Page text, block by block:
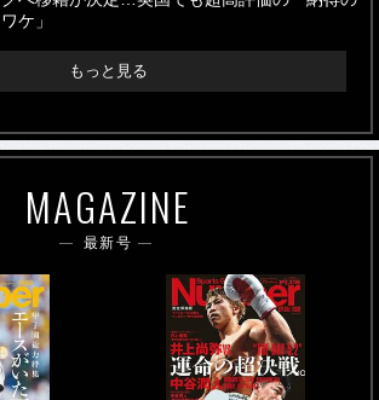
ワケ」
もっと見る
MAGAZINE
最新号